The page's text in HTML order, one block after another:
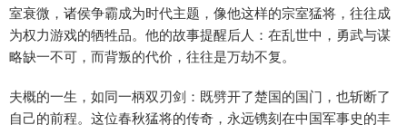
室衰微，诸侯争霸成为时代主题，像他这样的宗室猛将，往往成
为权力游戏的牺牲品。他的故事提醒后人：在乱世中，勇武与谋
略缺一不可，而背叛的代价，往往是万劫不复。
夫概的一生，如同一柄双刃剑：既劈开了楚国的国门，也斩断了
自己的前程。这位春秋猛将的传奇，永远镌刻在中国军事史的丰